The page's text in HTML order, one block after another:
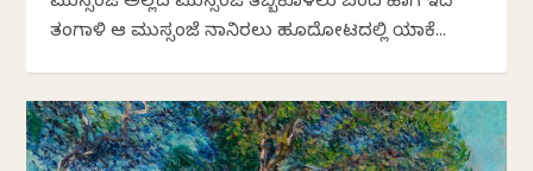
ತಂಗಾಳಿ ಆ ಮುಸ್ಸಂಜೆ ನಾನಿರಲು ಹೂದೋಟದಲ್ಲಿ ಯಾಕೆ...